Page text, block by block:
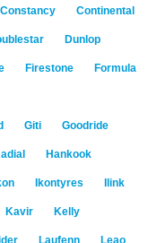
Constancy Continental
Dunlop
Firestone Formula
Giti Goodride
Hankook
Ikontyres Ilink
Kavir Kelly
Laufenn Leao